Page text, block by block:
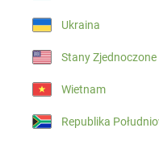
Ukraina
Stany Zjednoczone
Wietnam
Republika